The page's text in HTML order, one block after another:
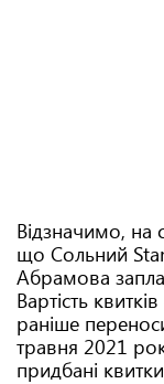
Відзначимо, на
що Сольний
Абрамова
Вартість
раніше
травня 2021
придбані